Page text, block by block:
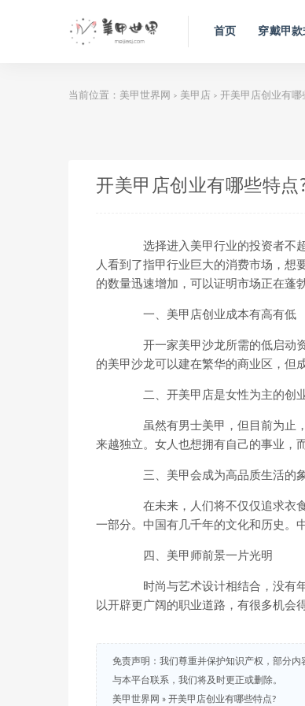
首页 穿戴甲款
当前位置： 美甲世界网 > 美甲店 > 开美甲店创业有哪
开美甲店创业有哪些特点
选择进入美甲行业的投资者不超
人看到了指甲行业巨大的消费市场，想
的数量迅速增加，可以证明市场正在蓬
一、美甲店创业成本有高有低
开一家美甲沙龙所需的低启动资
的美甲沙龙可以建在繁华的商业区，但
二、开美甲店是女性为主的创
虽然有男士美甲，但目前为止，
来越独立。女人也想拥有自己的事业，
三、美甲会成为高品质生活的象
在未来，人们将不仅仅追求衣食
一部分。中国有几千年的文化和历史。
四、美甲师前景一片光明
时尚与艺术设计相结合，没有年
以开辟更广阔的职业道路，有很多机会
免责声明：我们尊重并保护知识产权，部分
与本平台联系，我们将及时更正或删除。
美甲世界网 » 开美甲店创业有哪些特点?